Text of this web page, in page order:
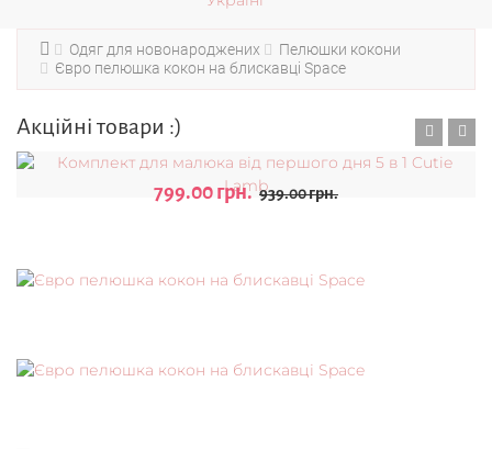
Одяг для новонароджених
Пелюшки кокони
Євро пелюшка кокон на блискавці Space
Акційні товари :)
799.00 грн. 939.00 грн.